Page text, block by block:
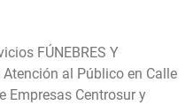
FÚNEBRES Y
Atención al Público en Calle
Empresas Centrosur y